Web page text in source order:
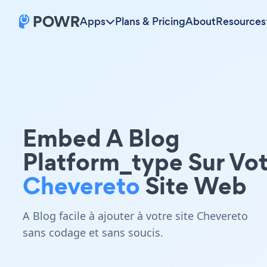
Apps Plans & PricingAboutResources
Embed A Blog
Platform_type Sur
CheveretoSite Web
A Blog facile à ajouter à votre site Chevereto
sans codage et sans soucis.